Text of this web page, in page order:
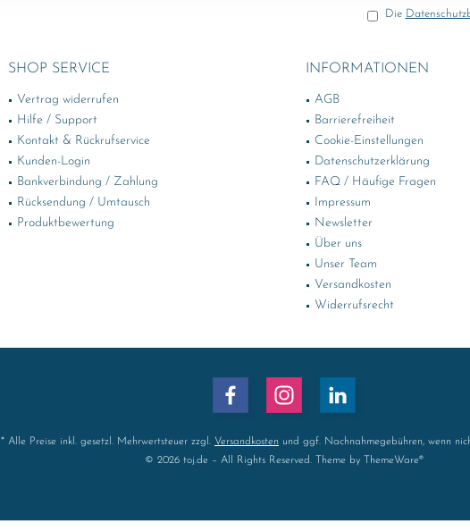
Die
SHOP SERVICE
Vertrag widerrufen
Hilfe / Support
Kontakt & Rückrufservice
Kunden-Login
Bankverbindung / Zahlung
Rücksendung / Umtausch
Produktbewertung
INFORMATIONEN
AGB
Barrierefreiheit
Cookie-Einstellungen
Datenschutzerklärung
FAQ / Häufige Fragen
Impressum
Newsletter
Über uns
Unser Team
Versandkosten
Widerrufsrecht
* Alle Preise inkl. gesetzl. Mehrwertsteuer zzgl. Versandkosten und ggf. Nachnahmegebühren, wenn
© 2026 toj.de – All Rights Reserved. Theme by
ThemeWare®